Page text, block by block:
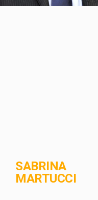
SABRINA
MARTUCCI